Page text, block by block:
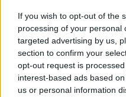
If you wish to opt-out of the
processing of your personal
targeted advertising by us,
section to confirm your
opt-out request is
interest-based ads based
us or personal information
Du kan också uppmuntra
second hand-butiker. Det är
samtidigt som barnen får se
kanske hittar en gammal
Då får barnet dessutom en
något gammalt till något nytt.